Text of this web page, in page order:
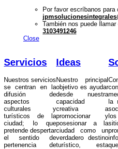
Por favor escríbanos
También nos puede
3103491246
Close
Servicios
Nuestros servicios
se centran en la
difusión de
aspectos
culturales y
turísticos de la
ciudad; lo que
pretende despertar
el sentido de
pertenencia de
Ideas
Nuestro principal
objetivo es ayudar
desde nuestra
capacidad
creativa a
promocionar y
posesionar a la
ciudad como un
verdadero destino
turístico, esta
la